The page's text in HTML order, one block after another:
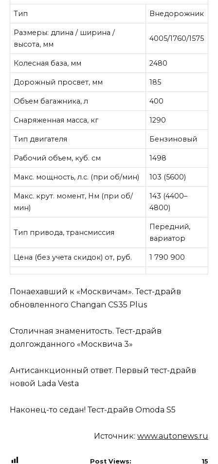
Тип Внедорожник
Размеры: длина / ширина /
высота, мм
4005/1760/1575
Колесная база, мм 2480
Дорожный просвет, мм 185
Объем багажника, л 400
Снаряженная масса, кг 1290
Тип двигателя Бензиновый
Рабочий объем, куб. см 1498
Макс. мощность, л.с. (при об/мин) 103 (5600)
Макс. крут. момент, Нм (при об/
мин)
143 (4400–
4800)
Тип привода, трансмиссия
Передний,
вариатор
Цена (без учета скидок) от, руб. 1 790 900
Понаехавший к «Москвичам». Тест-драйв
обновленного Changan CS35 Plus
Столичная знаменитость. Тест-драйв
долгожданного «Москвича 3»
Антисанкционный ответ. Первый тест-драйв
новой Lada Vestа
Наконец-то седан! Тест-драйв Omoda S5
Источник: www.autonews.ru
Post Views: 15